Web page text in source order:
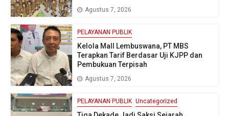
Agustus 7, 2026
PELAYANAN PUBLIK
Kelola Mall Lembuswana, PT MBS
Terapkan Tarif Berdasar Uji KJPP dan
Pembukuan Terpisah
Agustus 7, 2026
PELAYANAN PUBLIK Uncategorized